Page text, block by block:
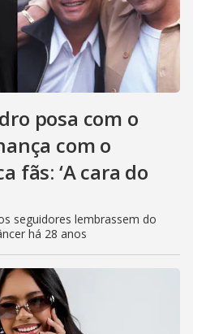
posa com o
com o
fãs: ‘A cara do
seguidores lembrassem do
há 28 anos